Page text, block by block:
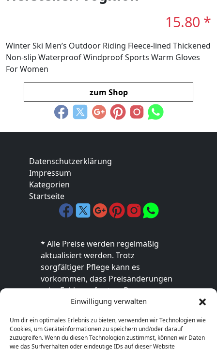
Einwilligung verwalten
Um dir ein optimales Erlebnis zu bieten, verwenden wir Technologien wie
Cookies, um Geräteinformationen zu speichern und/oder darauf
zuzugreifen. Wenn du diesen Technologien zustimmst, können wir Daten
wie das Surfverhalten oder eindeutige IDs auf dieser Website
15.80 *
Winter Ski Men’s Outdoor Riding Fleece-lined Thickened
Non-slip Waterproof Windproof Sports Warm Gloves
For Women
zum Shop
Datenschutzerklärung
Impressum
Kategorien
Startseite
* Alle Preise werden regelmäßig
aktualisiert werden. Trotz
sorgfältiger Pflege kann es
vorkommen, dass Preisänderungen
oder Fehler auftreten. Der
endgültige Preis sowie die
ausschließlich im jeweiligen Online-
Shop des Anbieters verbindlich. Bitte